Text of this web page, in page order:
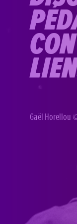
Gaël Horellou